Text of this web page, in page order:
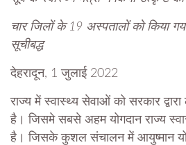
चार जिलों के 19 अस्पतालों को किया
सूचीबद्ध
देहरादून, 1 जुलाई 2022
राज्य में स्वास्थ्य सेवाओं को सरकार
है। जिसमे सबसे अहम योगदान राज्य
है। जिसके कुशल संचालन में आयुष्मान